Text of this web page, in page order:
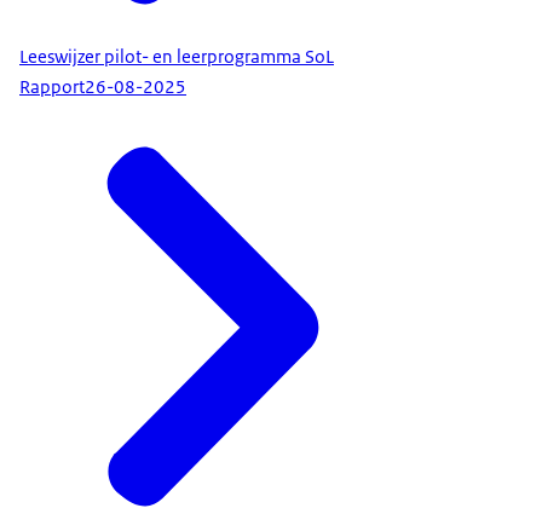
Leeswijzer pilot- en leerprogramma SoL
Rapport26-08-2025